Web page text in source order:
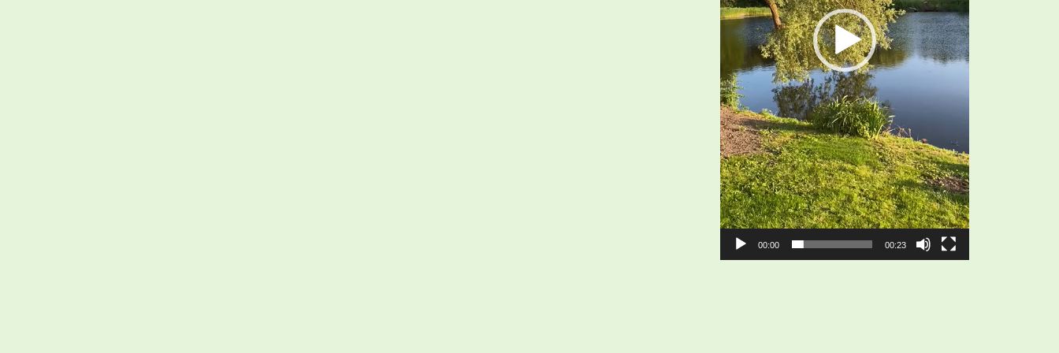
00:00 00:23